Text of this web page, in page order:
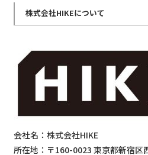
株式会社HIKEについて
会社名：株式会社HIKE
所在地：〒160-0023 東京都新宿区